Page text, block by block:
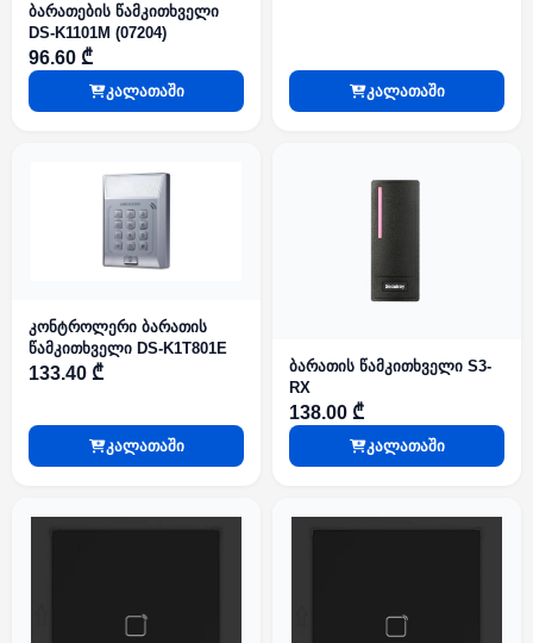
ბარათების წამკითხველი
DS-K1101M (07204)
96.60 ₾
კალათაში კალათაში
კონტროლერი ბარათის
წამკითხველი DS-K1T801E
133.40 ₾
კალათაში
ბარათის წამკითხველი S3-
RX
138.00 ₾
კალათაში